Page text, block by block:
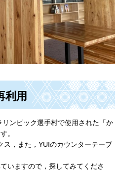
利用
ンピック選手村で使用された「か
。
ス，また，YUIのカウンターテーブ
いますので，探してみてくださ